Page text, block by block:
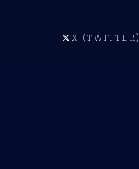
X (TWITTER)